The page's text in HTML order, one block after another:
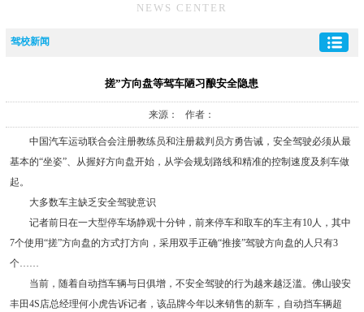
NEWS CENTER
驾校新闻
搓”方向盘等驾车陋习酿安全隐患
来源： 作者：
中国汽车运动联合会注册教练员和注册裁判员方勇告诫，安全驾驶必须从最
基本的“坐姿”、从握好方向盘开始，从学会规划路线和精准的控制速度及刹车做
起。
大多数车主缺乏安全驾驶意识
记者前日在一大型停车场静观十分钟，前来停车和取车的车主有10人，其中
7个使用“搓”方向盘的方式打方向，采用双手正确“推接”驾驶方向盘的人只有3
个……
当前，随着自动挡车辆与日俱增，不安全驾驶的行为越来越泛滥。佛山骏安
丰田4S店总经理何小虎告诉记者，该品牌今年以来销售的新车，自动挡车辆超